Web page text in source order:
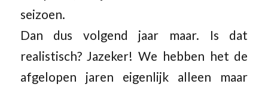
seizoen.
Dan dus volgend jaar maar. Is dat
realistisch? Jazeker! We hebben het de
afgelopen jaren eigenlijk alleen maar